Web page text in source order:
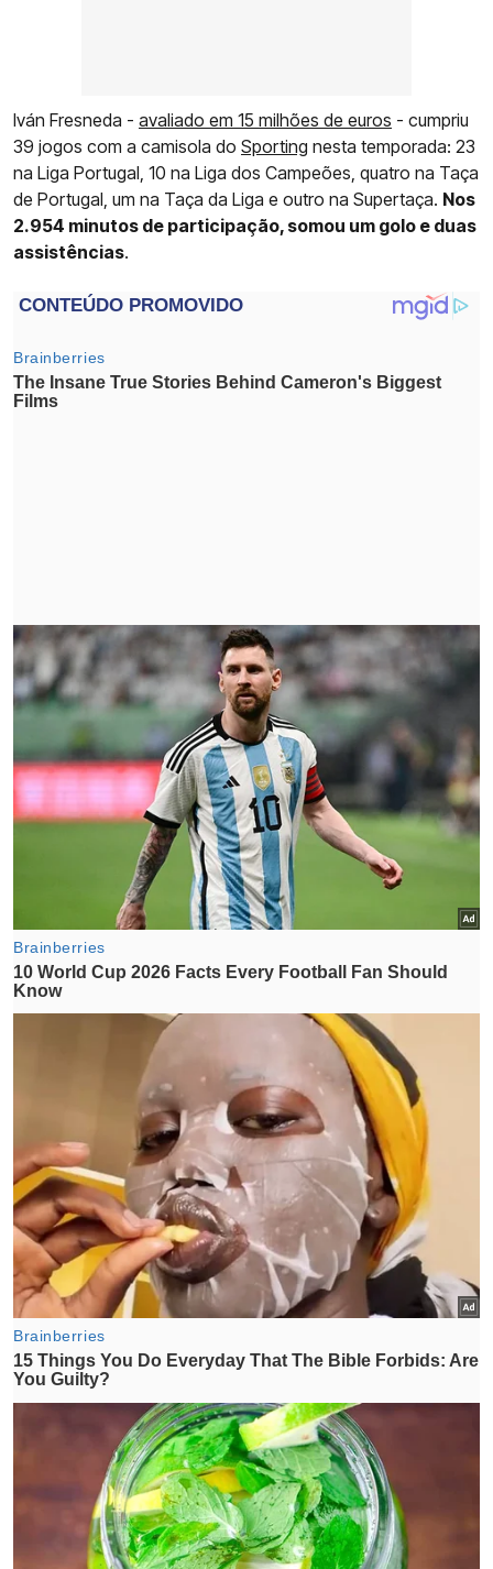
Iván Fresneda - avaliado em 15 milhões de euros - cumpriu
39 jogos com a camisola do Sporting nesta temporada: 23
na Liga Portugal, 10 na Liga dos Campeões, quatro na Taça
de Portugal, um na Taça da Liga e outro na Supertaça. Nos
2.954 minutos de participação, somou um golo e duas
assistências.